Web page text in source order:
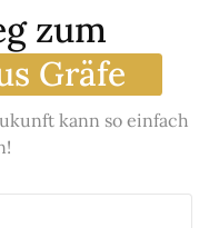
zum
Gräfe
kann so einfach